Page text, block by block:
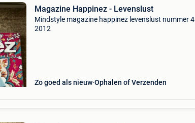
Magazine Happinez - Levenslust
Mindstyle magazine happinez levenslust nummer 4
2012
Zo goed als nieuw Ophalen of Verzenden